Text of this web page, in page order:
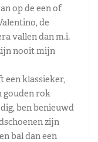
op de een of
de
vallen dan m.i.
nooit mijn
een klassieker,
gouden rok
ben benieuwd
zijn
bal dan een